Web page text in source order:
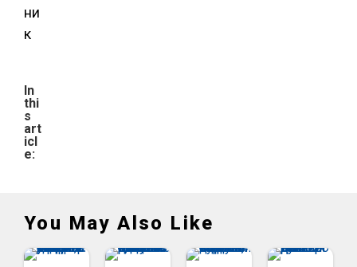
ни
к
In
thi
s
art
icl
e:
You May Also Like